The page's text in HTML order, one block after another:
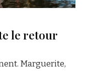
le retour
Marguerite,